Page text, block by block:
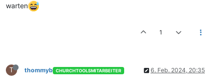
warten
1
T thommyb CHURCHTOOLSMITARBEITER 6. Feb. 2024, 20:35